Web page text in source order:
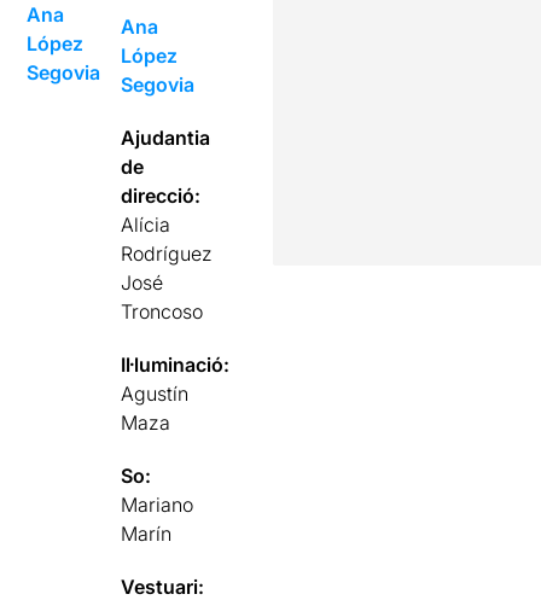
Ana
López
Segovia
Ana
López
Segovia
Ajudantia
de
direcció:
Alícia
Rodríguez
José
Troncoso
Il·luminació:
Agustín
Maza
So:
Mariano
Marín
Vestuari: